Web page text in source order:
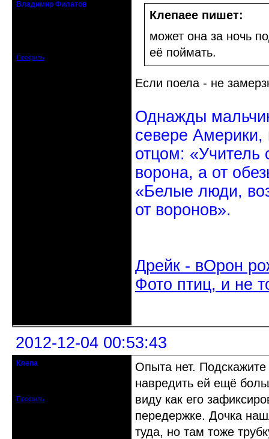
Владимир Филатов
Профиль
Клепаee пишет:
может она за ночь
её поймать.
Если поела - не
Однажды
севере
отцом: «Учитель
ворона, а от
«Белые люди,
от воронов».
Дрейк - вОрон
Фото птиц, и не
2012-12-04 00:53:43
Клепа
Профиль
Опыта нет.
навредить ей ещё
виду как его
передержке. Дочка
туда, но там тоже